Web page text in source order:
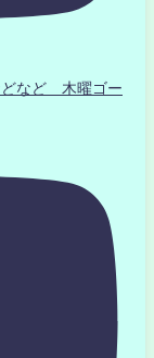
など 木曜ゴー